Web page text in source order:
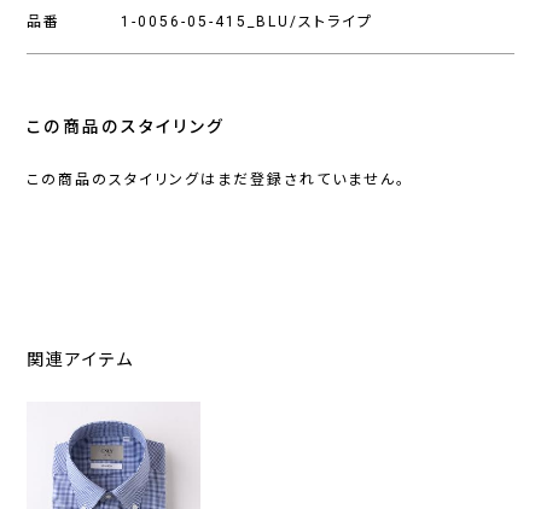
品番 1-0056-05-415_BLU/ストライプ
この商品のスタイリング
この商品のスタイリングはまだ登録されていません。
関連アイテム